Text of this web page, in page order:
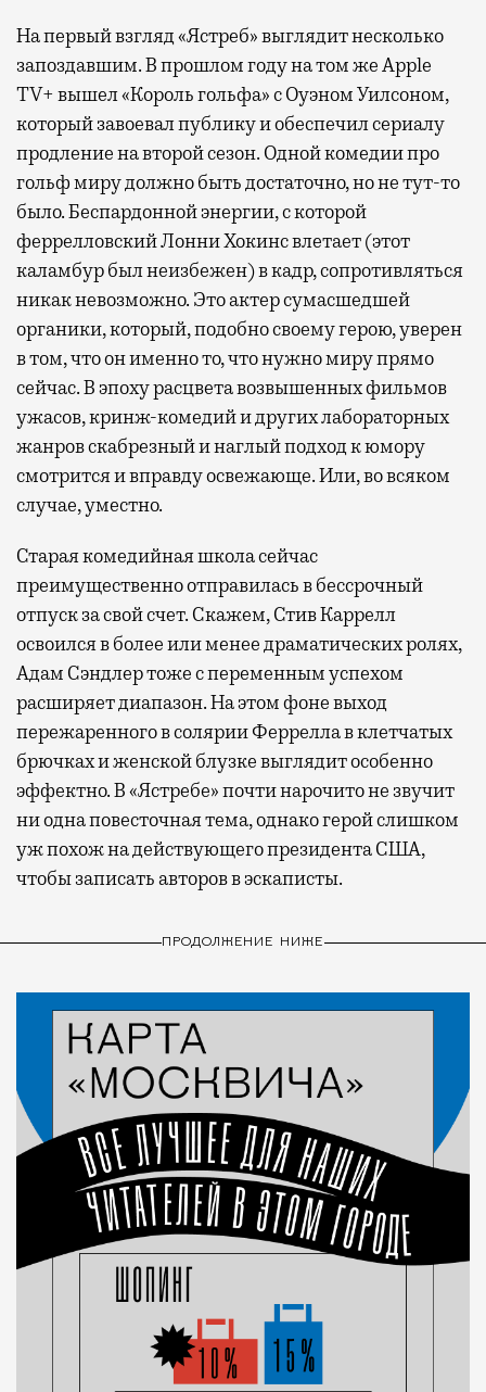
На первый взгляд «Ястреб» выглядит несколько
запоздавшим. В прошлом году на том же Apple
TV+ вышел «Король гольфа» с Оуэном Уилсоном,
который завоевал публику и обеспечил сериалу
продление на второй сезон. Одной комедии про
гольф миру должно быть достаточно, но не тут-то
было. Беспардонной энергии, с которой
феррелловский Лонни Хокинс влетает (этот
каламбур был неизбежен) в кадр, сопротивляться
никак невозможно. Это актер сумасшедшей
органики, который, подобно своему герою, уверен
в том, что он именно то, что нужно миру прямо
сейчас. В эпоху расцвета возвышенных фильмов
ужасов, кринж-комедий и других лабораторных
жанров скабрезный и наглый подход к юмору
смотрится и вправду освежающе. Или, во всяком
случае, уместно.
Старая комедийная школа сейчас
преимущественно отправилась в бессрочный
отпуск за свой счет. Скажем, Стив Каррелл
освоился в более или менее драматических ролях,
Адам Сэндлер тоже с переменным успехом
расширяет диапазон. На этом фоне выход
пережаренного в солярии Феррелла в клетчатых
брючках и женской блузке выглядит особенно
эффектно. В «Ястребе» почти нарочито не звучит
ни одна повесточная тема, однако герой слишком
уж похож на действующего президента США,
чтобы записать авторов в эскаписты.
ПРОДОЛЖЕНИЕ НИЖЕ